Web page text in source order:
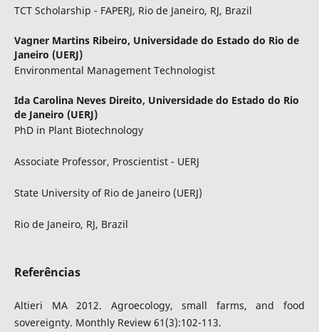
TCT Scholarship - FAPERJ, Rio de Janeiro, RJ, Brazil
Vagner Martins Ribeiro, Universidade do Estado do Rio de
Janeiro (UERJ)
Environmental Management Technologist
Ida Carolina Neves Direito, Universidade do Estado do Rio
de Janeiro (UERJ)
PhD in Plant Biotechnology
Associate Professor, Proscientist - UERJ
State University of Rio de Janeiro (UERJ)
Rio de Janeiro, RJ, Brazil
Referências
Altieri MA 2012. Agroecology, small farms, and food
sovereignty. Monthly Review 61(3):102-113.